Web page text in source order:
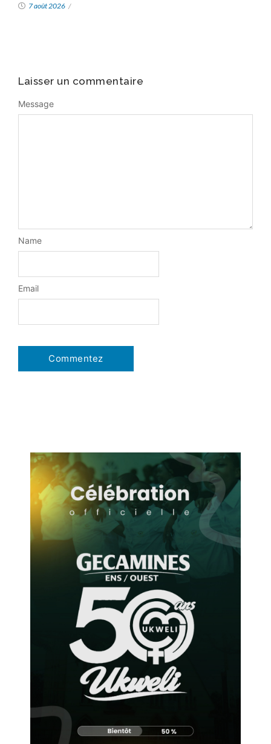
7 août 2026 /
Laisser un commentaire
Message
Name
Email